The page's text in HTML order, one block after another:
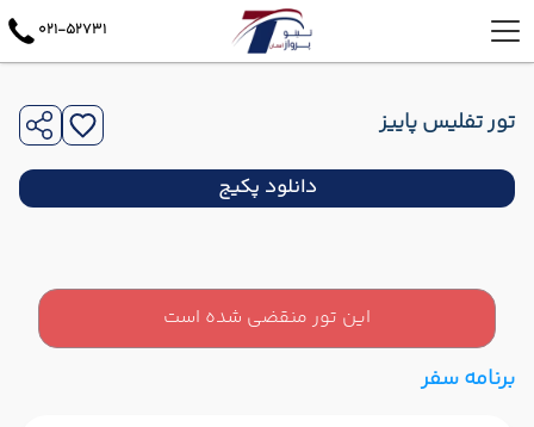
021-52731
تور تفلیس پاییز
دانلود پکیج
این تور منقضی شده است
برنامه سفر